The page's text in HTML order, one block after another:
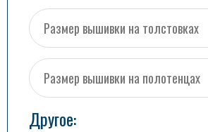
Другое: